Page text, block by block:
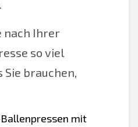
nach Ihrer
so viel
Sie brauchen,
mit